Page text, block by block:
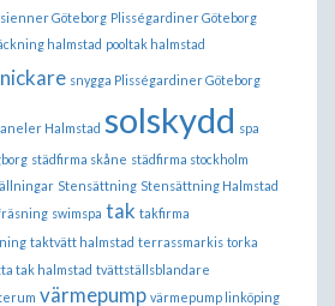
Göteborg Plisségardiner Göteborg
halmstad pooltak halmstad
snygga Plisségardiner Göteborg
Halmstad solskydd spa
städfirma skåne städfirma stockholm
Stensättning Stensättning Halmstad
swimspa tak takfirma
taktvätt halmstad terrassmarkis torka
tak halmstad tvättställsblandare
värmepump värmepump linköping